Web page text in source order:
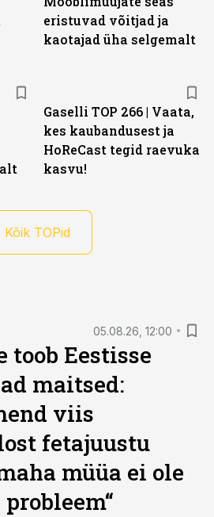
eristuvad võitjad ja
kaotajad üha selgemalt
Gaselli TOP 266 | Vaata,
kes kaubandusest ja
HoReCast tegid raevuka
kasvu!
Kõik TOPid
05.08.26, 12:00
toob Eestisse
maitsed:
viis
fetajuustu
müüa ei ole